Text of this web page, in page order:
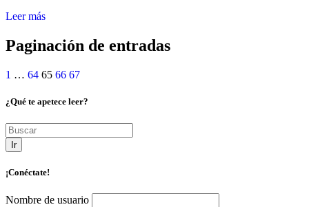
Leer más
Paginación de entradas
1 … 64 65 66 67
¿Qué te apetece leer?
Ir
¡Conéctate!
Nombre de usuario